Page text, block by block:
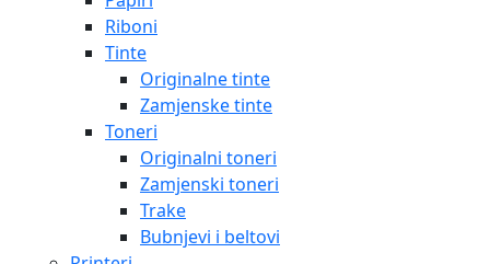
Riboni
Tinte
Originalne tinte
Zamjenske tinte
Toneri
Originalni toneri
Zamjenski toneri
Trake
Bubnjevi i beltovi